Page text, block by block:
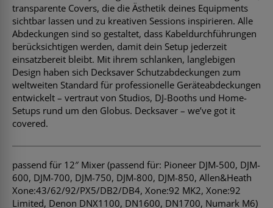
transparente Covers, die die Ästhetik deines Equipments
sichtbar lassen und zu kreativen Sessions inspirieren. Alle
Abdeckungen sind so gestaltet, dass Kabeldurchführungen
berücksichtigen werden, damit dein Setup jederzeit
einsatzbereit bleibt. Mit ihrem schlanken, langlebigen
Design haben sich Decksaver Schutzabdeckungen zum
weltweiten Standard für professionelle Geräteabdeckungen
entwickelt – vertraut von Studios, DJ-Booths und Home-
Setups rund um den Globus. Decksaver – we’ve got it
covered.
passend für 12″ Mixer (passend für: Pioneer DJM-500, DJM-
600, DJM-700, DJM-750, DJM-800, DJM-850, Allen&Heath
Xone:43/62/92/PX5/DB2/DB4, Xone:92 MK2, Xone:92
Limited, Denon DNX1100, DN1600, DN1700, Numark M6)